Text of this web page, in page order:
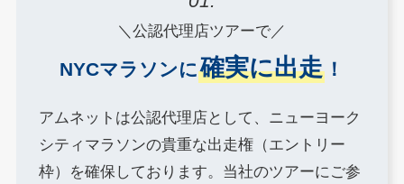
＼公認代理店ツアーで／
NYCマラソンに確実に出走 ！
アムネットは公認代理店として、ニューヨーク
シティマラソンの貴重な出走権（エントリー
枠）を確保しております。当社のツアーにご参